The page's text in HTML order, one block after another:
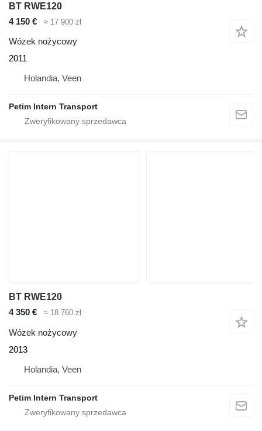
BT RWE120
4 150 €
≈ 17 900 zł
Wózek nożycowy
2011
Holandia, Veen
Petim Intern Transport
BT RWE120
4 350 €
≈ 18 760 zł
Wózek nożycowy
2013
Holandia, Veen
Petim Intern Transport